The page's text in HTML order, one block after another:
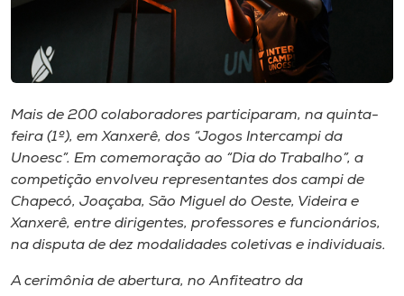
CPA
Editora
Rádio
Museu
Mais de 200 colaboradores participaram, na quinta-
feira (1º), em Xanxerê, dos “Jogos Intercampi da
Unoesc”. Em comemoração ao “Dia do Trabalho”, a
competição envolveu representantes dos campi de
Chapecó, Joaçaba, São Miguel do Oeste, Videira e
Xanxerê, entre dirigentes, professores e funcionários,
na disputa de dez modalidades coletivas e individuais.
A cerimônia de abertura, no Anfiteatro da